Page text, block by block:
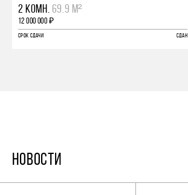
2 КОМН. 69.9 М²
12 000 000 ₽
СРОК СДАЧИ СДАН
НОВОСТИ